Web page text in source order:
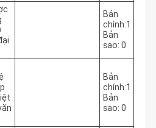
Bản
chính:1
Bản
sao: 0
Bản
chính:1
Bản
sao: 0